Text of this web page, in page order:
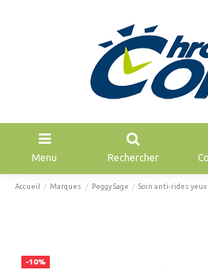
Menu Rechercher
Accueil Marques Peggy Sage Soin anti-rides
-10%